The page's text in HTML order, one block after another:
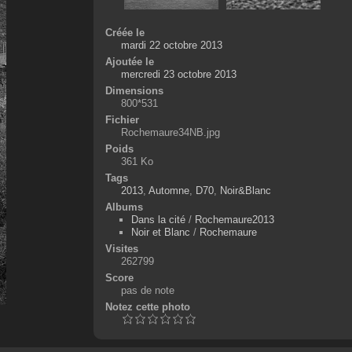
Créée le
mardi 22 octobre 2013
Ajoutée le
mercredi 23 octobre 2013
Dimensions
800*531
Fichier
Rochemaure34NB.jpg
Poids
361 Ko
Tags
2013, Automne, D70, Noir&Blanc
Albums
Dans la cité/ Rochemaure2013
Noir et Blanc / Rochemaure
Visites
262799
Score
pas de note
Notez cette photo